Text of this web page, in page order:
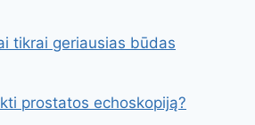
tikrai geriausias būdas
prostatos echoskopiją?